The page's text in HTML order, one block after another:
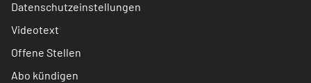
Datenschutzeinstellungen
Videotext
Offene Stellen
Abo kündigen